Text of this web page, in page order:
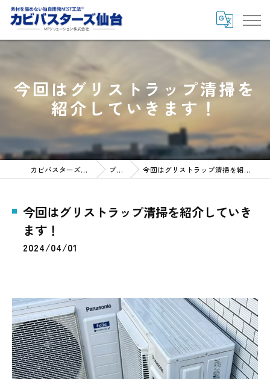
今回はグリストラップ清掃を
紹介していきます！
カビバスターズ仙台HOME ブログ 今回はグリストラップ清掃を紹介していきます！
今回はグリストラップ清掃を紹介していき
ます！
2024/04/01